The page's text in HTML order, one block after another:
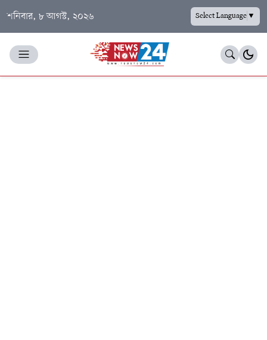
শনিবার, ৮ আগস্ট, ২০২৬ Select Language▼